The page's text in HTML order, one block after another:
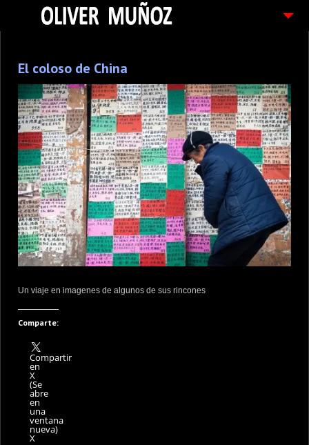
FOTOGRAFIAS
CONTACTO
PEDIDOS
El coloso de China
Un viaje en imagenes de algunos de sus rincones
Comparte:
Compartir
en
X
(Se
abre
en
una
ventana
nueva)
X